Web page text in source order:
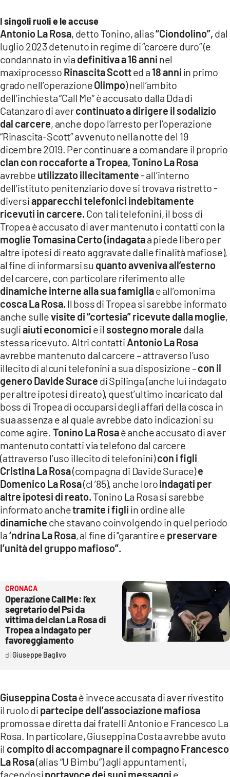
ANDROID
APPLE
I singoli ruoli e le accuse
Antonio La Rosa, detto Tonino, alias“Ciondolino”, dal
luglio 2023 detenuto in regime di “carcere duro” (e
condannato in via definitiva a 16 anni nel
maxiprocesso Rinascita Scotted a 18 anni in primo
grado nell’operazioneOlimpo) nell’ambito
dell’inchiesta “Call Me” è accusato dalla Dda di
Catanzaro di avercontinuato a dirigere il sodalizio
dal carcere, anche dopo l’arresto per l’operazione
“Rinascita-Scott” avvenuto nella notte del 19
dicembre 2019. Per continuare a comandare il proprio
clan con roccaforte a Tropea, Tonino La Rosa
avrebbe utilizzato illecitamente- all’interno
dell’istituto penitenziario dove si trovava ristretto -
diversiapparecchi telefonici indebitamente
ricevuti in carcere. Con tali telefonini, il boss di
Tropea è accusato di aver mantenuto i contatti con la
moglie Tomasina Certo (indagataa piede libero per
altre ipotesi di reato aggravate dalle finalità mafiose),
al fine di informarsi su quanto avveniva all’esterno
del carcere, con particolare riferimento alle
dinamiche interne alla sua famigliae all’omonima
cosca La Rosa. Il boss di Tropea si sarebbe informato
anche sullevisite di “cortesia” ricevute dalla moglie,
sugliaiuti economici e il sostegno morale dalla
stessa ricevuto. Altri contatti Antonio La Rosa
avrebbe mantenuto dal carcere – attraverso l’uso
illecito di alcuni telefonini a sua disposizione –con il
genero Davide Surace di Spilinga (anche lui indagato
per altre ipotesi di reato), quest’ultimo incaricato dal
boss di Tropea di occuparsi degli affari della cosca in
sua assenza e al quale avrebbe dato indicazioni su
come agire. Tonino La Rosaè anche accusato di aver
mantenuto contatti via telefono dal carcere
(attraverso l’uso illecito di telefonini)con i figli
Cristina La Rosa(compagna di Davide Surace)e
Domenico La Rosa(cl ’85), anche loroindagati per
altre ipotesi di reato.Tonino La Rosa si sarebbe
informato anchetramite i figli in ordine alle
dinamiche che stavano coinvolgendo in quel periodo
la‘ndrina La Rosa, al fine di "garantire e preservare
l’unità del gruppo mafioso”.
CRONACA
Operazione Call Me: l’ex
segretario del Psi da
vittima del clan La Rosa di
Tropea a indagato per
favoreggiamento
Giuseppe Baglivo
Giuseppina Costaè invece accusata di aver rivestito
il ruolo di partecipe dell’associazione mafiosa
promossa e diretta dai fratelli Antonio e Francesco La
Rosa. In particolare, Giuseppina Costa avrebbe avuto
il compito di accompagnare il compagno Francesco
La Rosa(alias “U Bimbu”) agli appuntamenti,
facendosiportavoce dei suoi messaggi e